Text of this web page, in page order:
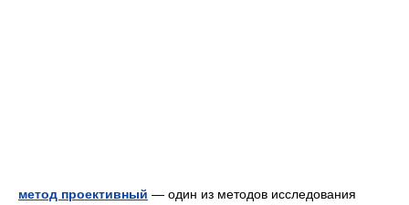
метод проективный — один из методов исследования